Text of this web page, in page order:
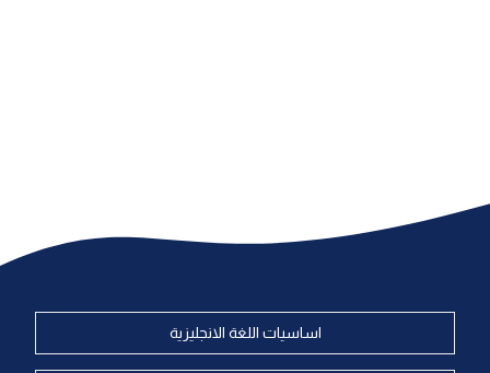
اساسيات اللغة الانجليزية